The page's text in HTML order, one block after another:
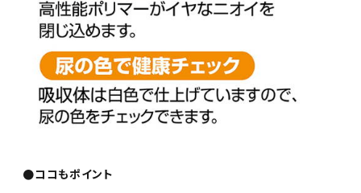
●ココもポイント